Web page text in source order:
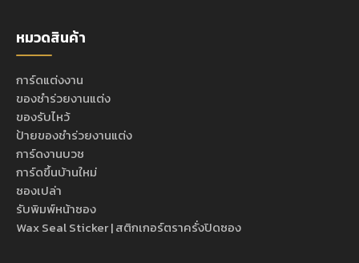
หมวดสินค้า
การ์ดแต่งงาน
ของชำร่วยงานแต่ง
ของรับไหว้
ป้ายของชำร่วยงานแต่ง
การ์ดงานบวช
การ์ดขึ้นบ้านใหม่
ซองเปล่า
รับพิมพ์หน้าซอง
Wax Seal Sticker | สติกเกอร์ตราครั่งปิดซอง